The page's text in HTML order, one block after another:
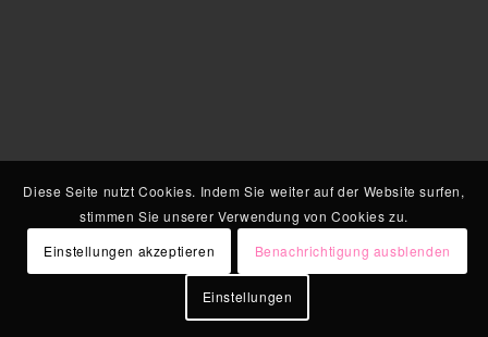
Diese Seite nutzt Cookies. Indem Sie weiter auf der Website surfen,
stimmen Sie unserer Verwendung von Cookies zu.
Einstellungen akzeptieren
Benachrichtigung ausblenden
Einstellungen